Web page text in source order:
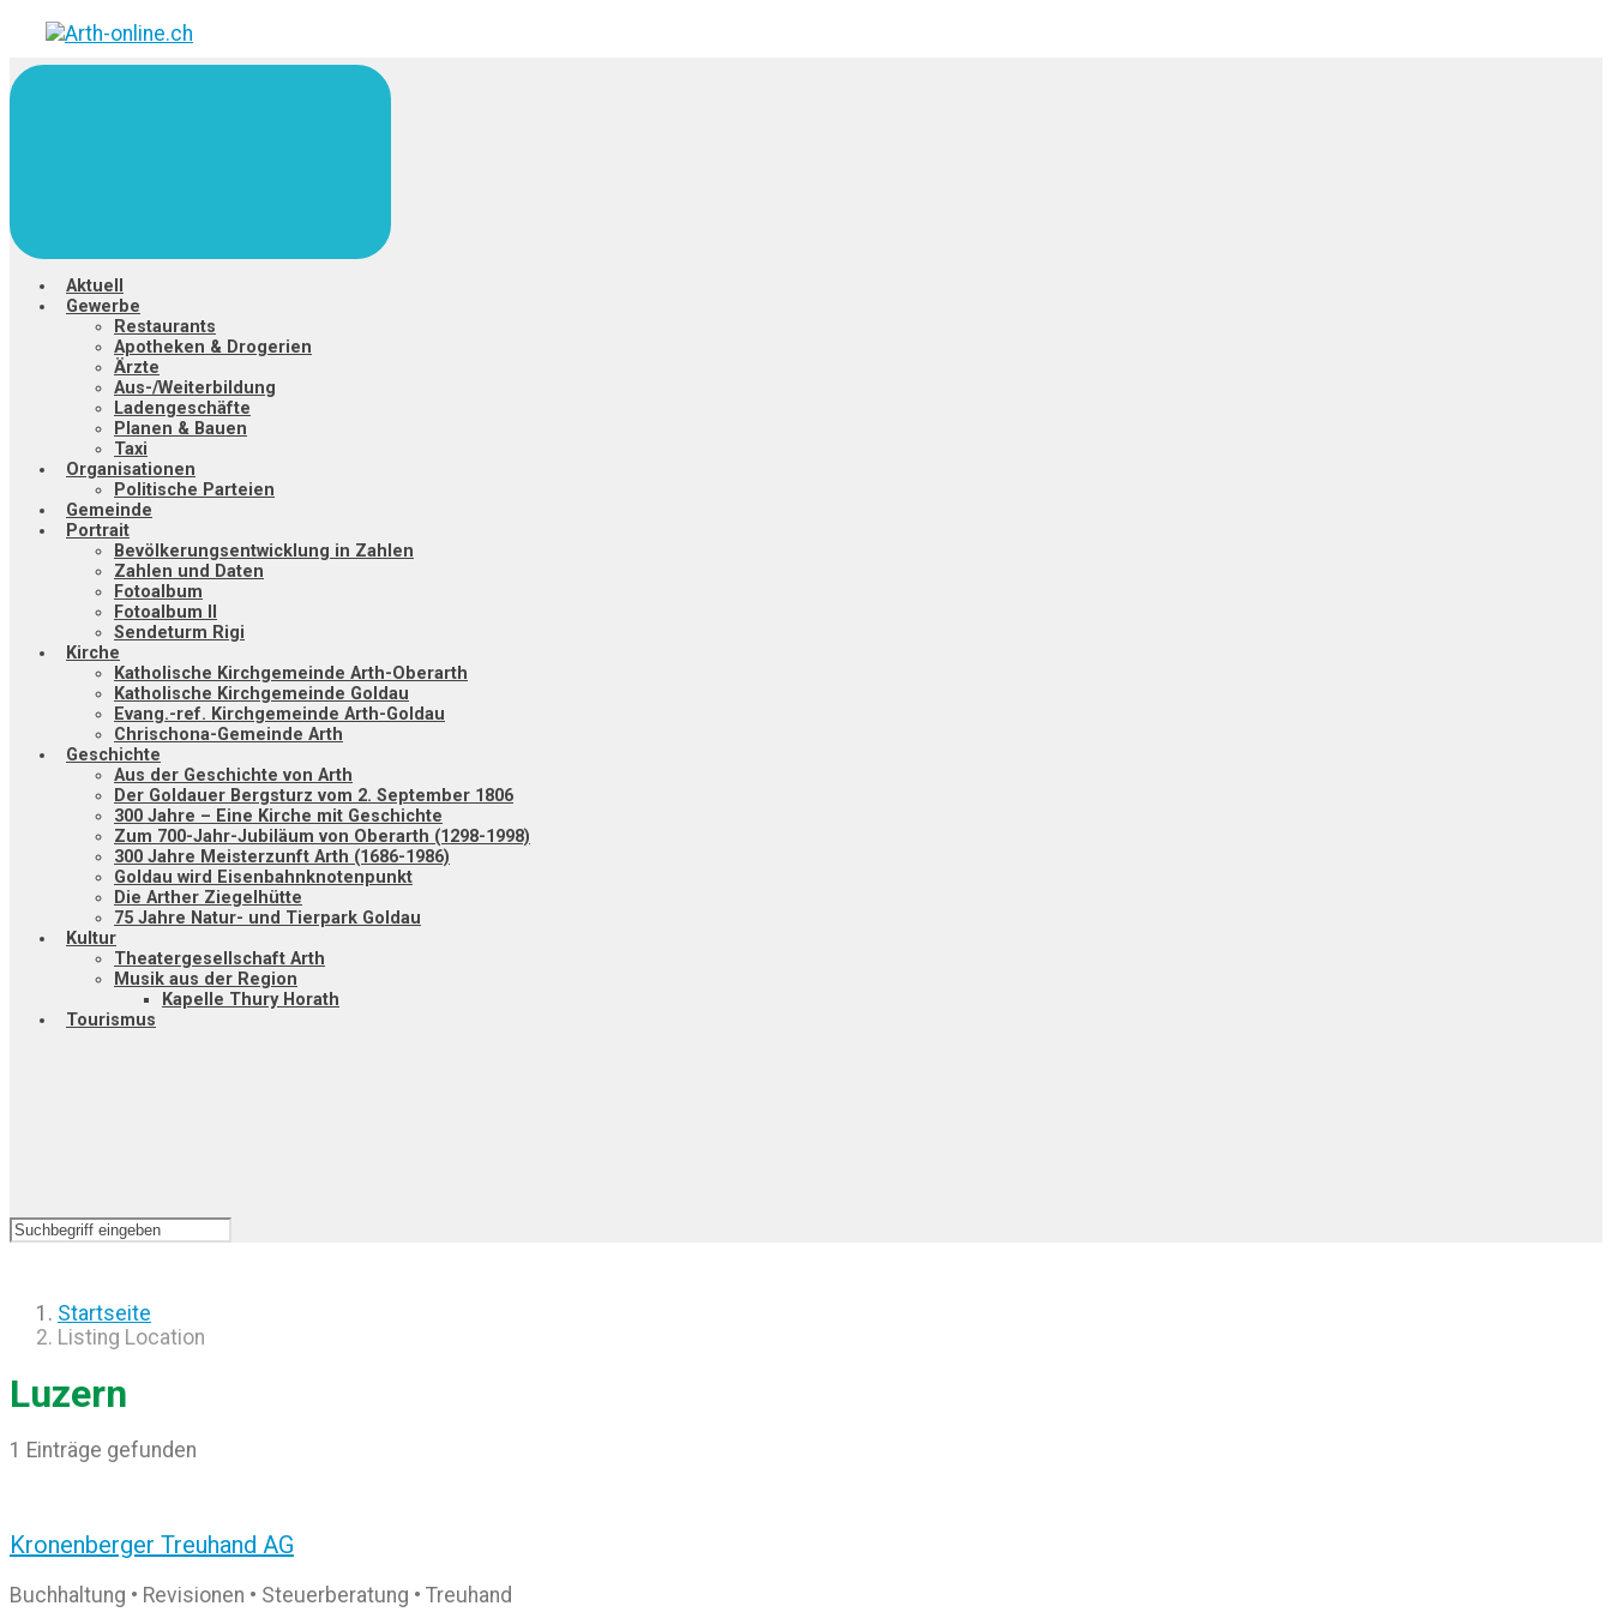
Zum
Hauptinhalt
springen
Aktuell
Gewerbe
Restaurants
Apotheken & Drogerien
Ärzte
Aus-/Weiterbildung
Ladengeschäfte
Planen & Bauen
Taxi
Organisationen
Politische Parteien
Gemeinde
Portrait
Bevölkerungsentwicklung in Zahlen
Zahlen und Daten
Fotoalbum
Fotoalbum II
Sendeturm Rigi
Kirche
Katholische Kirchgemeinde Arth-Oberarth
Katholische Kirchgemeinde Goldau
Evang.-ref. Kirchgemeinde Arth-Goldau
Chrischona-Gemeinde Arth
Geschichte
Aus der Geschichte von Arth
Der Goldauer Bergsturz vom 2. September 1806
300 Jahre – Eine Kirche mit Geschichte
Zum 700-Jahr-Jubiläum von Oberarth (1298-1998)
300 Jahre Meisterzunft Arth (1686-1986)
Goldau wird Eisenbahnknotenpunkt
Die Arther Ziegelhütte
75 Jahre Natur- und Tierpark Goldau
Kultur
Theatergesellschaft Arth
Musik aus der Region
Kapelle Thury Horath
Tourismus
Startseite
Listing Location
Luzern
1 Einträge gefunden
Kronenberger Treuhand AG
Buchhaltung • Revisionen • Steuerberatung • Treuhand